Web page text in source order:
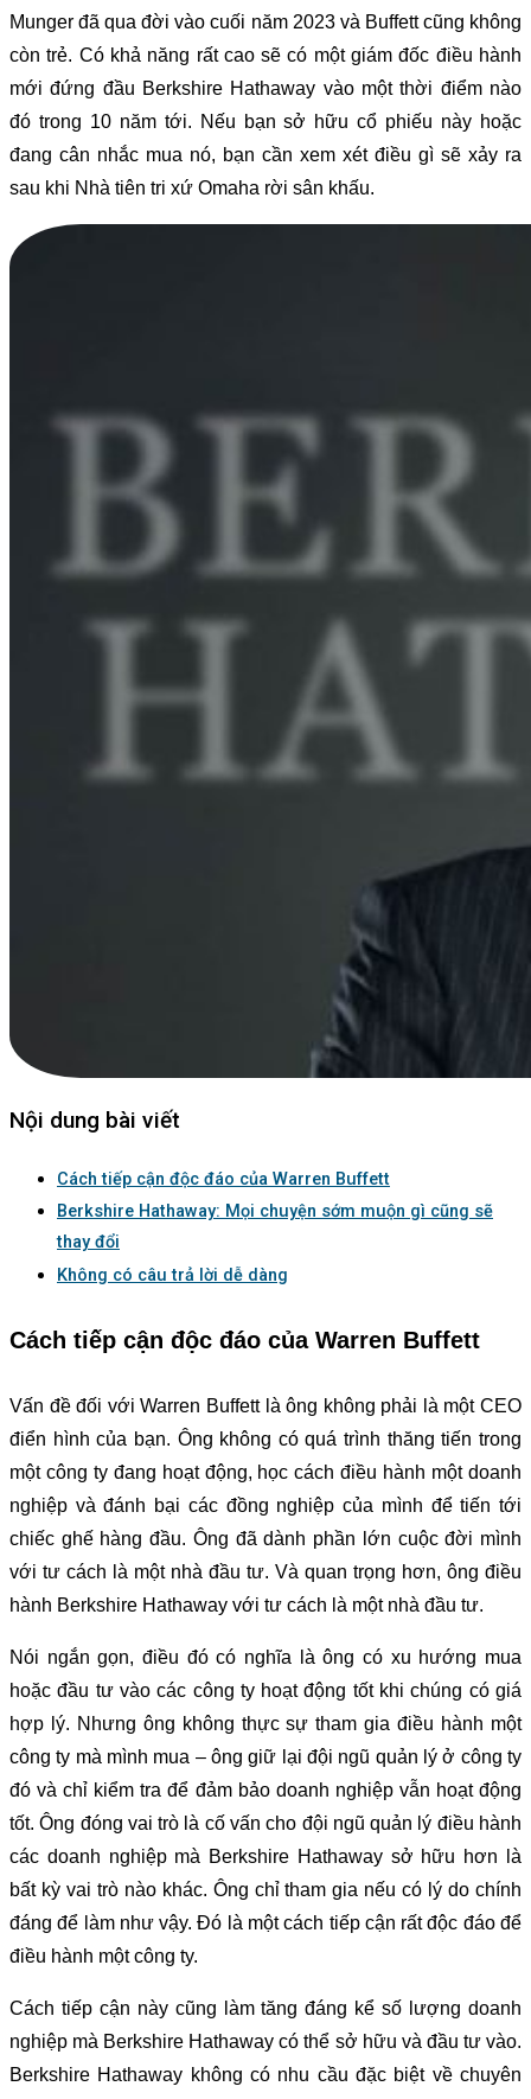
Munger đã qua đời vào cuối năm 2023 và Buffett cũng không
còn trẻ. Có khả năng rất cao sẽ có một giám đốc điều hành
mới đứng đầu Berkshire Hathaway vào một thời điểm nào
đó trong 10 năm tới. Nếu bạn sở hữu cổ phiếu này hoặc
đang cân nhắc mua nó, bạn cần xem xét điều gì sẽ xảy ra
sau khi Nhà tiên tri xứ Omaha rời sân khấu.
Nội dung bài viết
Cách tiếp cận độc đáo của Warren Buffett
Berkshire Hathaway: Mọi chuyện sớm muộn gì cũng sẽ
thay đổi
Không có câu trả lời dễ dàng
Cách tiếp cận độc đáo của Warren Buffett
Vấn đề đối với Warren Buffett là ông không phải là một CEO
điển hình của bạn. Ông không có quá trình thăng tiến trong
một công ty đang hoạt động, học cách điều hành một doanh
nghiệp và đánh bại các đồng nghiệp của mình để tiến tới
chiếc ghế hàng đầu. Ông đã dành phần lớn cuộc đời mình
với tư cách là một nhà đầu tư. Và quan trọng hơn, ông điều
hành Berkshire Hathaway với tư cách là một nhà đầu tư.
Nói ngắn gọn, điều đó có nghĩa là ông có xu hướng mua
hoặc đầu tư vào các công ty hoạt động tốt khi chúng có giá
hợp lý. Nhưng ông không thực sự tham gia điều hành một
công ty mà mình mua – ông giữ lại đội ngũ quản lý ở công ty
đó và chỉ kiểm tra để đảm bảo doanh nghiệp vẫn hoạt động
tốt. Ông đóng vai trò là cố vấn cho đội ngũ quản lý điều hành
các doanh nghiệp mà Berkshire Hathaway sở hữu hơn là
bất kỳ vai trò nào khác. Ông chỉ tham gia nếu có lý do chính
đáng để làm như vậy. Đó là một cách tiếp cận rất độc đáo để
điều hành một công ty.
Cách tiếp cận này cũng làm tăng đáng kể số lượng doanh
nghiệp mà Berkshire Hathaway có thể sở hữu và đầu tư vào.
Berkshire Hathaway không có nhu cầu đặc biệt về chuyên